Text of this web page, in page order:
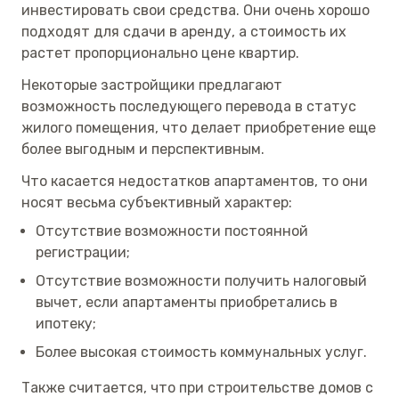
инвестировать свои средства. Они очень хорошо
подходят для сдачи в аренду, а стоимость их
растет пропорционально цене квартир.
Некоторые застройщики предлагают
возможность последующего перевода в статус
жилого помещения, что делает приобретение еще
более выгодным и перспективным.
Что касается недостатков апартаментов, то они
носят весьма субъективный характер:
Отсутствие возможности постоянной
регистрации;
Отсутствие возможности получить налоговый
вычет, если апартаменты приобретались в
ипотеку;
Более высокая стоимость коммунальных услуг.
Также считается, что при строительстве домов с